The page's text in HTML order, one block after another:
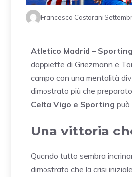
Francesco Castorani
Atletico Madrid –
doppiette di Griezmann e
campo con una mentalità
dimostrato più che
Celta Vigo e Sporting può
Una vittoria
Quando tutto sembra
dimostrato che la crisi